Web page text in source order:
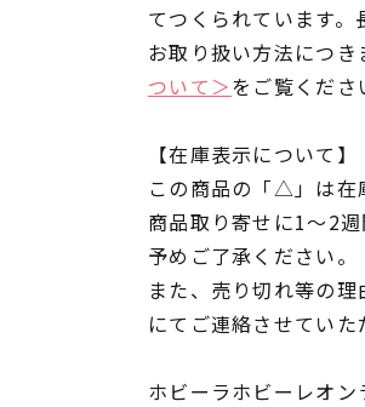
てつくられています。
お取り扱い方法につき
ついて＞をご覧くださ
【在庫表示について】
この商品の「△」は在
商品取り寄せに1～2
予めご了承ください。
また、売り切れ等の
にてご連絡させていた
ホビーラホビーレオ